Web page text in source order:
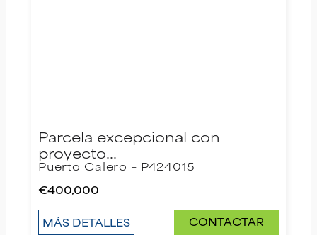
Parcela excepcional con
proyecto…
Puerto Calero – P424015
€400,000
MÁS DETALLES CONTACTAR